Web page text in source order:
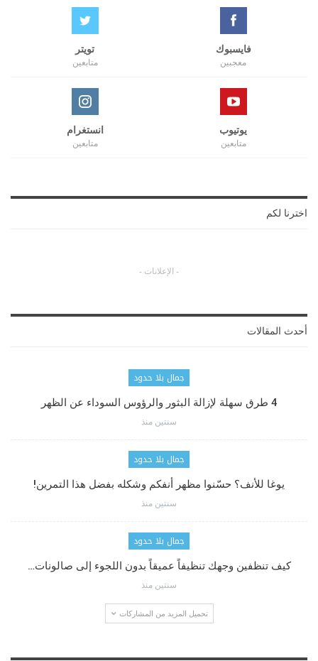
فايسبوك
معجبين
تويتر
متابعين
يوتيوب
متابعين
انستغرام
متابعين
اخترنا لكم
- الإعلانات -
أحدث المقالات
جمال بلا حدود
4 طرق سهلة لإزالة البثور والرؤوس السوداء عن الظهر
سنتين منذ
جمال بلا حدود
يوغا للأنف؟ حسّنوا مظهر أنفكم وشكله بفضل هذا التمرين!
سنتين منذ
جمال بلا حدود
كيف تنظفين وجهك تنظيفاً عميقاً بدون اللجوء إلى صالونات…
سنتين منذ
تحميل المزيد من المشاركات